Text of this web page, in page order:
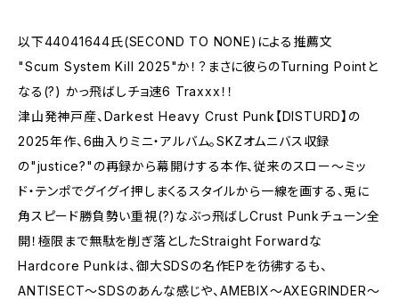
以下44041644氏(SECOND TO NONE)による推薦文
"Scum System Kill 2025"か！？まさに彼らのTurning Pointと
なる(?) かっ飛ばしチョ速6 Traxxx！！
津山発神戸産、Darkest Heavy Crust Punk【DISTURD】の
2025年作、6曲入りミニ・アルバム。SKZオムニバス収録
の"justice?"の再録から幕開けする本作、従来のスロー〜ミッ
ド・テンポでグイグイ押しまくるスタイルから一線を画する、兎に
角スピード勝負勢い重視(?)なぶっ飛ばしCrust Punkチューン全
開！極限まで無駄を削ぎ落としたStraight Forwardな
Hardcore Punkは、御大SDSの名作EPを彷彿するも、
ANTISECT〜SDSのあんな感じや、AMEBIX〜AXEGRINDER〜